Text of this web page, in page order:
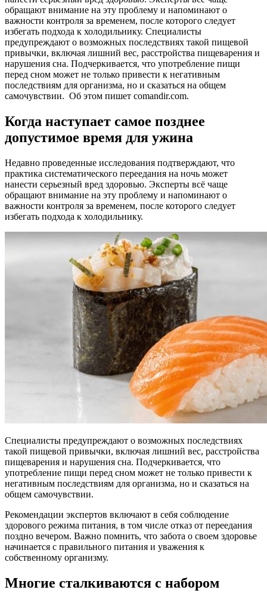
обращают внимание на эту проблему и напоминают о
важности контроля за временем, после которого следует
избегать подхода к холодильнику. Специалисты
предупреждают о возможных последствиях такой пищевой
привычки, включая лишний вес, расстройства пищеварения и
нарушения сна. Подчеркивается, что употребление пищи
перед сном может не только привести к негативным
последствиям для организма, но и сказаться на общем
самочувствии. Об этом пишет comandir.com.
Когда наступает самое позднее
допустимое время для ужина
Недавно проведенные исследования подтверждают, что
практика систематического переедания на ночь может
нанести серьезный вред здоровью. Эксперты всё чаще
обращают внимание на эту проблему и напоминают о
важности контроля за временем, после которого следует
избегать подхода к холодильнику.
Специалисты предупреждают о возможных последствиях
такой пищевой привычки, включая лишний вес, расстройства
пищеварения и нарушения сна. Подчеркивается, что
употребление пищи перед сном может не только привести к
негативным последствиям для организма, но и сказаться на
общем самочувствии.
Рекомендации экспертов включают в себя соблюдение
здорового режима питания, в том числе отказ от переедания
поздно вечером. Важно помнить, что забота о своем здоровье
начинается с правильного питания и уважения к
собственному организму.
Многие сталкиваются с набором